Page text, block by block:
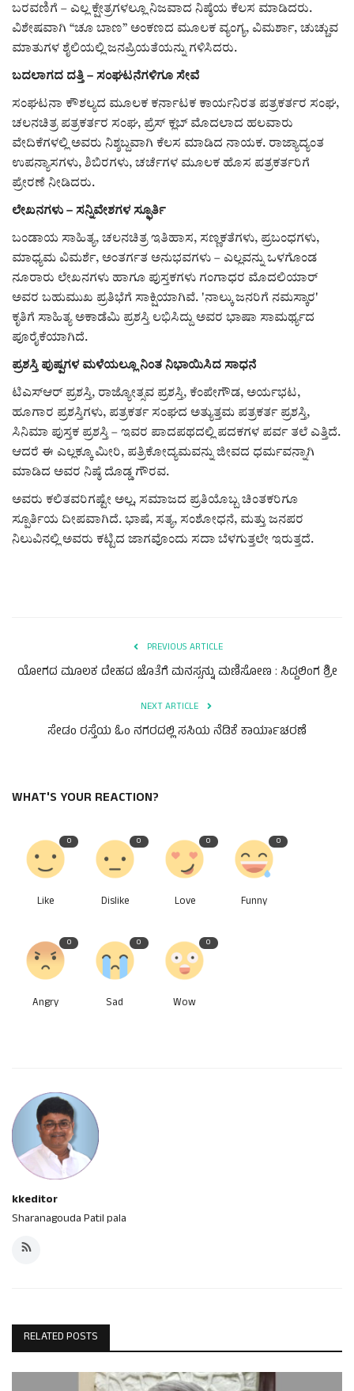
ಬರವಣಿಗೆ – ಎಲ್ಲ ಕ್ಷೇತ್ರಗಳಲ್ಲೂ ನಿಜವಾದ ನಿಷ್ಠೆಯ ಕೆಲಸ ಮಾಡಿದರು.
ವಿಶೇಷವಾಗಿ “ಚೂ ಬಾಣ” ಅಂಕಣದ ಮೂಲಕ ವ್ಯಂಗ್ಯ, ವಿಮರ್ಶಾ, ಚುಚ್ಚುವ
ಮಾತುಗಳ ಶೈಲಿಯಲ್ಲಿ ಜನಪ್ರಿಯತೆಯನ್ನು ಗಳಿಸಿದರು.
ಬದಲಾಗದ ದತ್ತಿ – ಸಂಘಟನೆಗಳಿಗೂ ಸೇವೆ
ಸಂಘಟನಾ ಕೌಶಲ್ಯದ ಮೂಲಕ ಕರ್ನಾಟಕ ಕಾರ್ಯನಿರತ ಪತ್ರಕರ್ತರ ಸಂಘ,
ಚಲನಚಿತ್ರ ಪತ್ರಕರ್ತರ ಸಂಘ, ಪ್ರೆಸ್ ಕ್ಲಬ್ ಮೊದಲಾದ ಹಲವಾರು
ವೇದಿಕೆಗಳಲ್ಲಿ ಅವರು ನಿಶ್ಶಬ್ದವಾಗಿ ಕೆಲಸ ಮಾಡಿದ ನಾಯಕ. ರಾಜ್ಯಾದ್ಯಂತ
ಉಪನ್ಯಾಸಗಳು, ಶಿಬಿರಗಳು, ಚರ್ಚೆಗಳ ಮೂಲಕ ಹೊಸ ಪತ್ರಕರ್ತರಿಗೆ
ಪ್ರೇರಣೆ ನೀಡಿದರು.
ಲೇಖನಗಳು – ಸನ್ನಿವೇಶಗಳ ಸ್ಫೂರ್ತಿ
ಬಂಡಾಯ ಸಾಹಿತ್ಯ, ಚಲನಚಿತ್ರ ಇತಿಹಾಸ, ಸಣ್ಣಕತೆಗಳು, ಪ್ರಬಂಧಗಳು,
ಮಾಧ್ಯಮ ವಿಮರ್ಶೆ, ಅಂತರ್ಗತ ಅನುಭವಗಳು – ಎಲ್ಲವನ್ನು ಒಳಗೊಂಡ
ನೂರಾರು ಲೇಖನಗಳು ಹಾಗೂ ಪುಸ್ತಕಗಳು ಗಂಗಾಧರ ಮೊದಲಿಯಾರ್
ಅವರ ಬಹುಮುಖ ಪ್ರತಿಭೆಗೆ ಸಾಕ್ಷಿಯಾಗಿವೆ. 'ನಾಲ್ಕು ಜನರಿಗೆ ನಮಸ್ಕಾರ'
ಕೃತಿಗೆ ಸಾಹಿತ್ಯ ಅಕಾಡೆಮಿ ಪ್ರಶಸ್ತಿ ಲಭಿಸಿದ್ದು ಅವರ ಭಾಷಾ ಸಾಮರ್ಥ್ಯದ
ಪೂರೈಕೆಯಾಗಿದೆ.
ಪ್ರಶಸ್ತಿ ಪುಷ್ಪಗಳ ಮಳೆಯಲ್ಲೂ ನಿಂತ ನಿಭಾಯಿಸಿದ ಸಾಧನೆ
ಟಿಎಸ್ಆರ್ ಪ್ರಶಸ್ತಿ, ರಾಜ್ಯೋತ್ಸವ ಪ್ರಶಸ್ತಿ, ಕೆಂಪೇಗೌಡ, ಅರ್ಯಭಟ,
ಹೂಗಾರ ಪ್ರಶಸ್ತಿಗಳು, ಪತ್ರಕರ್ತ ಸಂಘದ ಅತ್ಯುತ್ತಮ ಪತ್ರಕರ್ತ ಪ್ರಶಸ್ತಿ,
ಸಿನಿಮಾ ಪುಸ್ತಕ ಪ್ರಶಸ್ತಿ – ಇವರ ಪಾದಪಥದಲ್ಲಿ ಪದಕಗಳ ಪರ್ವ ತಲೆ ಎತ್ತಿದೆ.
ಆದರೆ ಈ ಎಲ್ಲಕ್ಕೂ ಮೀರಿ, ಪತ್ರಿಕೋದ್ಯಮವನ್ನು ಜೀವದ ಧರ್ಮವನ್ನಾಗಿ
ಮಾಡಿದ ಅವರ ನಿಷ್ಠೆ ದೊಡ್ಡ ಗೌರವ.
ಅವರು ಕಲಿತವರಿಗಷ್ಟೇ ಅಲ್ಲ, ಸಮಾಜದ ಪ್ರತಿಯೊಬ್ಬ ಚಿಂತಕರಿಗೂ
ಸ್ಪೂರ್ತಿಯ ದೀಪವಾಗಿದೆ. ಭಾಷೆ, ಸತ್ಯ, ಸಂಶೋಧನೆ, ಮತ್ತು ಜನಪರ
ನಿಲುವಿನಲ್ಲಿ ಅವರು ಕಟ್ಟಿದ ಜಾಗವೊಂದು ಸದಾ ಬೆಳಗುತ್ತಲೇ ಇರುತ್ತದೆ.
PREVIOUS ARTICLE
ಯೋಗದ ಮೂಲಕ ದೇಹದ ಜೊತೆಗೆ ಮನಸ್ಸನ್ನು ಮಣಿಸೋಣ : ಸಿದ್ದಲಿಂಗ ಶ್ರೀ
NEXT ARTICLE
ಸೇಡಂ ರಸ್ತೆಯ ಓಂ ನಗರದಲ್ಲಿ ಸಸಿಯ ನೆಡಿಕೆ ಕಾರ್ಯಾಚರಣೆ
WHAT'S YOUR REACTION?
0
Like
0
Dislike
0
Love
0
Funny
0
Angry
0
Sad
0
Wow
kkeditor
Sharanagouda Patil pala
RELATED POSTS